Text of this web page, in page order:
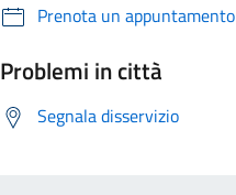
Prenota un appuntamento
Problemi in città
Segnala disservizio